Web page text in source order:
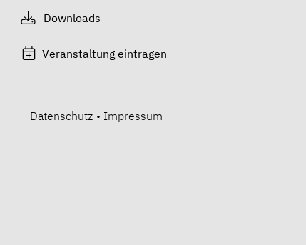
Downloads
Veranstaltung eintragen
Datenschutz • Impressum